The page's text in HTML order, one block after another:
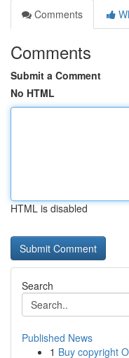
Comments
Comments
Submit a Comment
No HTML
HTML is disabled
Search
Published News
1 Buy copyright